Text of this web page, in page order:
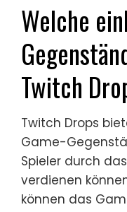
Welche
Twitch
Twitch Drops
Game-
Spieler durch
verdienen
können das